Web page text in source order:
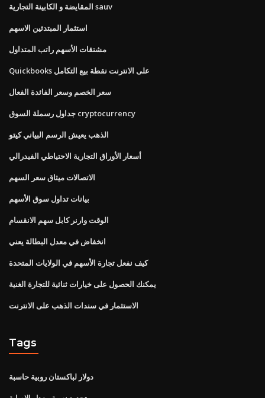
المقايضة و الكابينة التجارية sauv
استثمار المبتدئين الاسهم
مشتقات الأسهم راتب المتداول
Quickbooks على الانترنت نقطة بيع التكامل
سعر الخصم وسعر الفائدة الفعال
جداول رسملة السوق cryptocurrency
الذهب يعيش الرسم البياني كيتو
أسعار الأوراق التجارية الاحتياطي الفيدرالي
الاتصالات ميثاق سعر السهم
بيانات تداول سوق الأسهم
الوقت وارنر كابل سهم الانقسام
انخفاض في معدل البطالة يعني
كيف نفعل تجارة الأسهم في الولايات المتحدة
يمكنك الحصول على خيارات ثنائية للتجارة الغنية
الاستثمار في سندات الذهب على الانترنت
Tags
دولار لباكستان روبية حاسبة